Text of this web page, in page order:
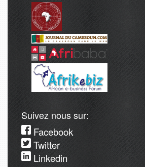
Suivez nous sur:
Facebook
Twitter
Linkedin